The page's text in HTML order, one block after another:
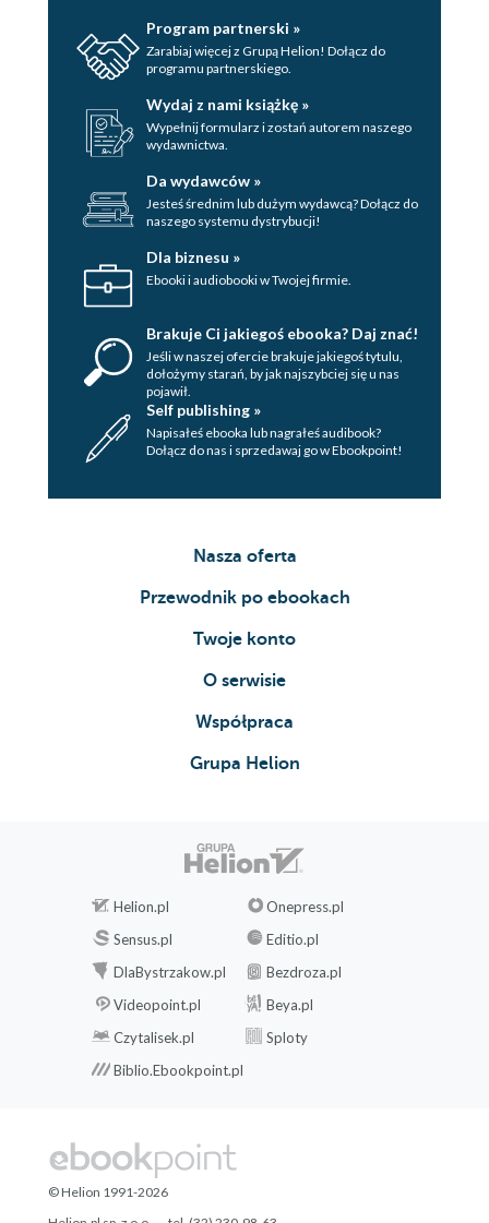
Program partnerski »
Zarabiaj więcej z Grupą Helion! Dołącz do
programu partnerskiego.
Wydaj z nami książkę »
Wypełnij formularz i zostań autorem naszego
wydawnictwa.
Da wydawców »
Jesteś średnim lub dużym wydawcą? Dołącz do
naszego systemu dystrybucji!
Dla biznesu »
Ebooki i audiobooki w Twojej firmie.
Brakuje Ci jakiegoś ebooka? Daj znać!
Jeśli w naszej ofercie brakuje jakiegoś tytulu,
dołożymy starań, by jak najszybciej się u nas
pojawił.
Self publishing »
Napisałeś ebooka lub nagrałeś audibook?
Dołącz do nas i sprzedawaj go w Ebookpoint!
Nasza oferta
Przewodnik po ebookach
Twoje konto
O serwisie
Współpraca
Grupa Helion
Helion.pl
Onepress.pl
Sensus.pl
Editio.pl
DlaBystrzakow.pl
Bezdroza.pl
Videopoint.pl
Beya.pl
Czytalisek.pl
Sploty
Biblio.Ebookpoint.pl
© Helion 1991-2026